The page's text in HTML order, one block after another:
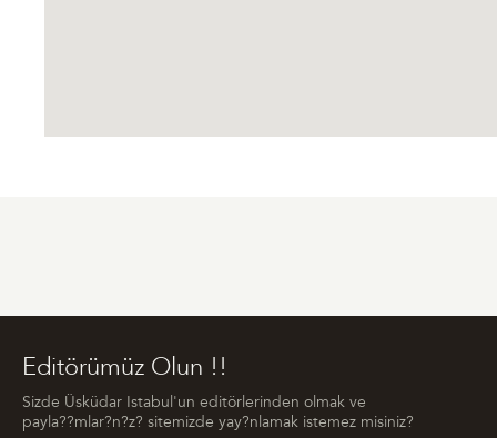
Editörümüz Olun !!
Sizde Üsküdar Istabul'un editörlerinden olmak ve
payla??mlar?n?z? sitemizde yay?nlamak istemez misiniz?